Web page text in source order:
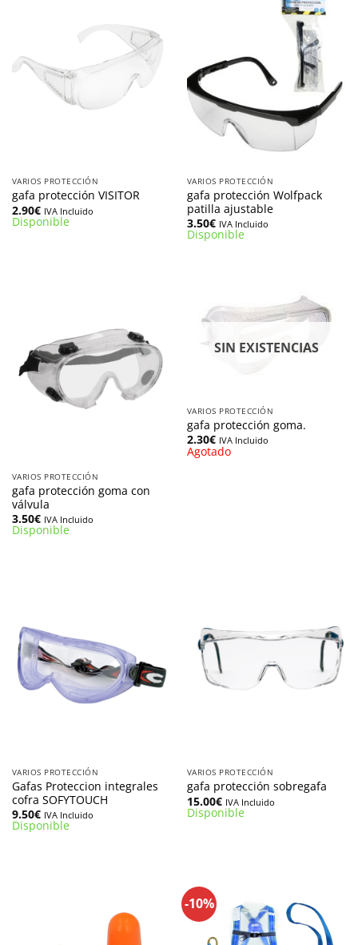
VARIOS PROTECCIÓN
gafa protección VISITOR
2.90€ IVA Incluido
Disponible
VARIOS PROTECCIÓN
gafa protección Wolfpack
patilla ajustable
3.50€ IVA Incluido
Disponible
VARIOS PROTECCIÓN
gafa protección goma con
válvula
3.50€ IVA Incluido
Disponible
SIN EXISTENCIAS
VARIOS PROTECCIÓN
gafa protección goma.
2.30€ IVA Incluido
Agotado
VARIOS PROTECCIÓN
Gafas Proteccion integrales
cofra SOFYTOUCH
9.50€ IVA Incluido
Disponible
VARIOS PROTECCIÓN
gafa protección sobregafa
15.00€ IVA Incluido
Disponible
-10%